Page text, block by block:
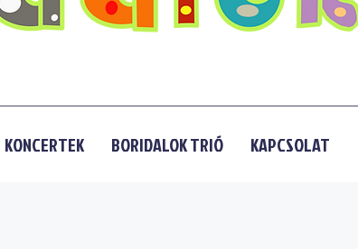
KONCERTEK BORIDALOK TRIÓ KAPCSOLAT